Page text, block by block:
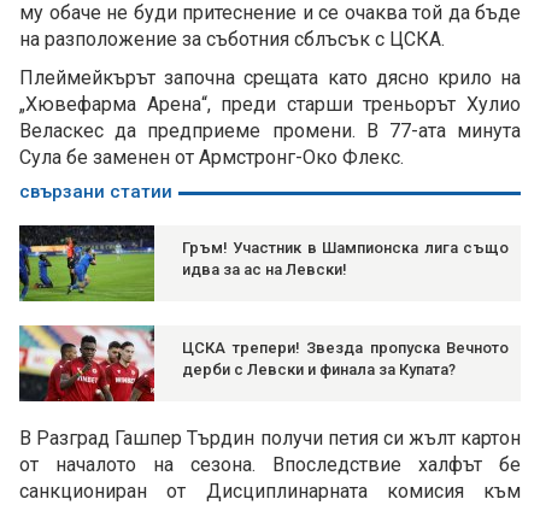
му обаче не буди притеснение и се очаква той да бъде
на разположение за съботния сблъсък с ЦСКА.
Плеймейкърът започна срещата като дясно крило на
„Хювефарма Арена“, преди старши треньорът Хулио
Веласкес да предприеме промени. В 77-ата минута
Сула бе заменен от Армстронг-Око Флекс.
свързани статии
Гръм! Участник в Шампионска лига също
идва за ас на Левски!
ЦСКА трепери! Звезда пропуска Вечното
дерби с Левски и финала за Купата?
В Разград Гашпер Търдин получи петия си жълт картон
от началото на сезона. Впоследствие халфът бе
санкциониран от Дисциплинарната комисия към